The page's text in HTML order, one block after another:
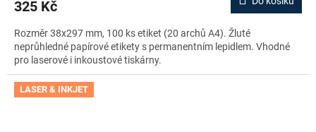
325 Kč
Rozměr 38x297 mm, 100 ks etiket (20 archů A4). Žluté
neprůhledné papírové etikety s permanentním lepidlem. Vhodné
pro laserové i inkoustové tiskárny.
LASER & INKJET